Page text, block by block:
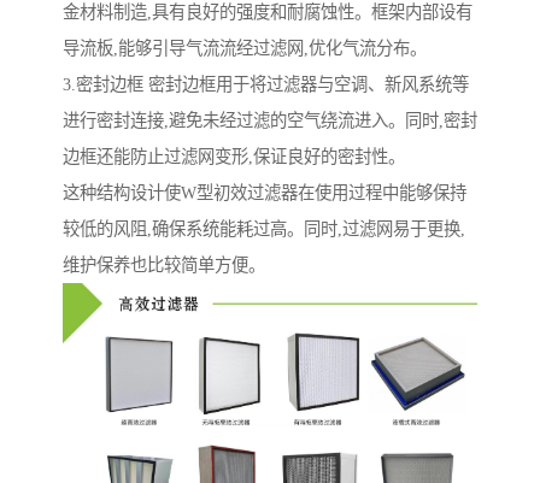
金材料制造,具有良好的强度和耐腐蚀性。框架内部设有
导流板,能够引导气流流经过滤网,优化气流分布。
3.密封边框 密封边框用于将过滤器与空调、新风系统等
进行密封连接,避免未经过滤的空气绕流进入。同时,密封
边框还能防止过滤网变形,保证良好的密封性。
这种结构设计使W型初效过滤器在使用过程中能够保持
较低的风阻,确保系统能耗过高。同时,过滤网易于更换,
维护保养也比较简单方便。